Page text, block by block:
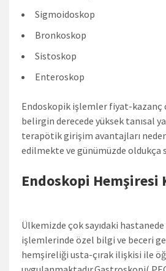
Sigmoidoskop
Bronkoskop
Sistoskop
Enteroskop
Endoskopik işlemler fiyat-kazanç
belirgin derecede yüksek tanısal
terapötik girişim avantajları
edilmekte ve günümüzde oldukça
Endoskopi Hemşiresi
Ülkemizde çok sayıdaki
işlemlerinde özel bilgi ve beceri
hemşireliği usta-çırak ilişkisi ile